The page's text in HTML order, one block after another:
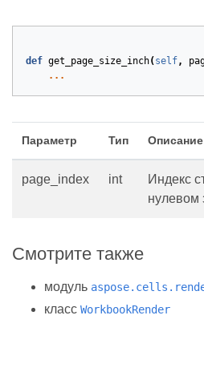
def get_page_size_inch( self,
...
Параметр Тип Описание
page_index int
Индекс
нулевом
Смотрите также
модуль
класс WorkbookRender